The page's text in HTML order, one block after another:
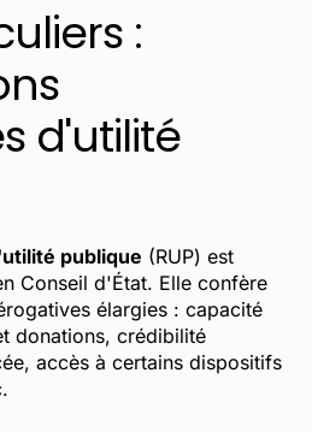
:
d'utilité
publique (RUP) est
Conseil d'État. Elle confère
élargies : capacité
donations, crédibilité
accès à certains dispositifs